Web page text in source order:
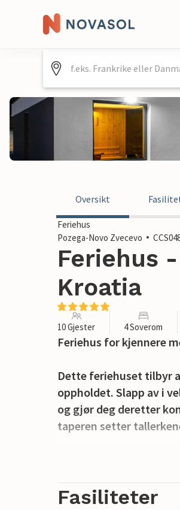
Oversikt
Feriehus
Pozega-Novo Zvecevo
Feriehus
Kroatia
10 Gjester 4 Soverom
Feriehus for kjennere
Dette feriehuset tilbyr
oppholdet. Slapp av i
og gjør deg deretter
taperen setter
Det oppvarmede
under huset.
Fasiliteter